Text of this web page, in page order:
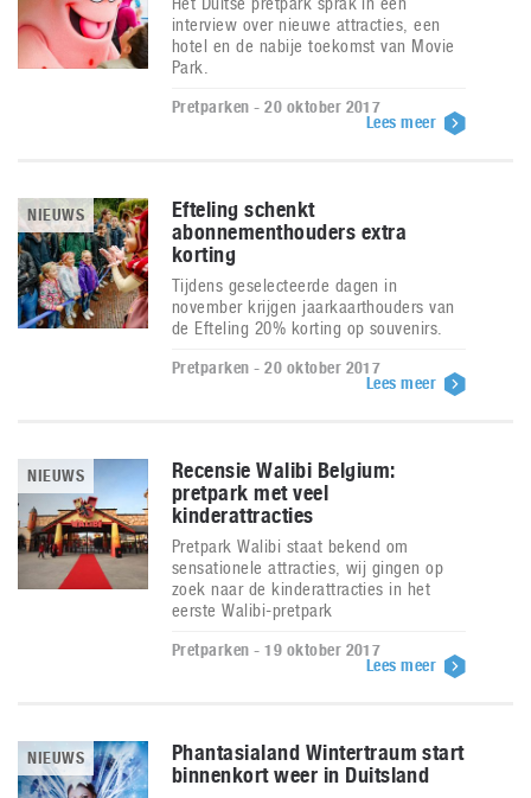
interview over nieuwe attracties, een
hotel en de nabije toekomst van Movie
Park.
Pretparken - 20 oktober 2017
Lees meer
NIEUWS
Efteling schenkt
abonnementhouders extra
korting
Tijdens geselecteerde dagen in
november krijgen jaarkaarthouders van
de Efteling 20% korting op souvenirs.
Pretparken - 20 oktober 2017
Lees meer
NIEUWS
Recensie Walibi Belgium:
pretpark met veel
kinderattracties
Pretpark Walibi staat bekend om
sensationele attracties, wij gingen op
zoek naar de kinderattracties in het
eerste Walibi-pretpark
Pretparken - 19 oktober 2017
Lees meer
NIEUWS
Phantasialand Wintertraum start
binnenkort weer in Duitsland